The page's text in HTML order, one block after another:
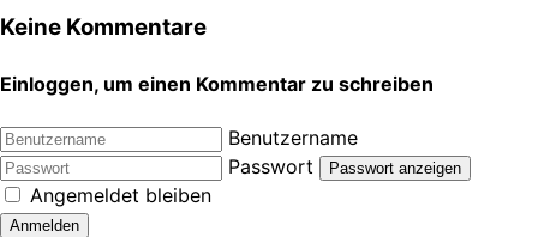
Keine Kommentare
Einloggen, um einen Kommentar zu schreiben
Benutzername
Passwort
Passwort anzeigen
Angemeldet bleiben
Anmelden